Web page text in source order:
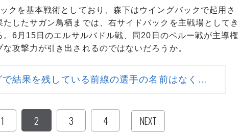
クを基本戦術としており、森下はウイングバックで起用さ
したサガン鳥栖までは、右サイドバックを主戦場としてき
6月15日のエルサルバドル戦、同20日のペルー戦が主導権
攻撃力が引き出されるのではないだろうか。
結果を残している前線の選手の名前はなく…
1 2 3 4 NEXT